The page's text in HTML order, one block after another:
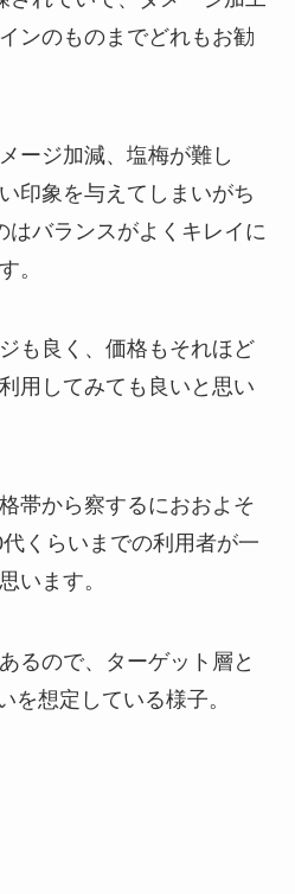
ンのものまでどれもお勧
ージ加減、塩梅が難し
印象を与えてしまいがち
はバランスがよくキレイに
。
も良く、価格もそれほど
用してみても良いと思い
帯から察するにおおよそ
くらいまでの利用者が一
います。
るので、ターゲット層と
を想定している様子。